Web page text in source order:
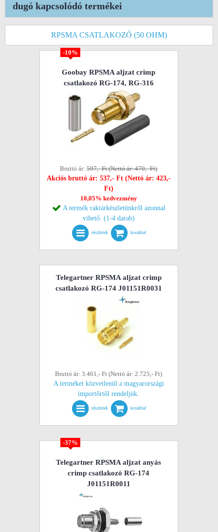
dugó kapcsolódó termékei
RPSMA CSATLAKOZÓ (50 OHM)
-10%
Goobay RPSMA aljzat crimp
csatlakozó RG-174, RG-316
Bruttó ár:597,- Ft (Nettó ár: 470,- Ft)
Akciós bruttó ár: 537,- Ft (Nettó ár: 423,-
Ft)
10,05% kedvezmény
A termék raktárkészletünkről azonnal
vihető. (1-4 darab)
részletek kosárba!
Telegartner RPSMA aljzat crimp
csatlakozó RG-174 J01151R0031
Bruttó ár: 3.461,- Ft (Nettó ár: 2.725,- Ft)
A terméket közvetlenül a magyarországi
importőrtől rendeljük.
részletek kosárba!
-37%
Telegartner RPSMA aljzat anyás
crimp csatlakozó RG-174
J01151R0011